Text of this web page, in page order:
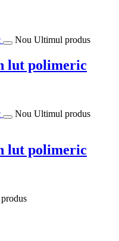
Nou Ultimul produs
lut polimeric
Nou Ultimul produs
lut polimeric